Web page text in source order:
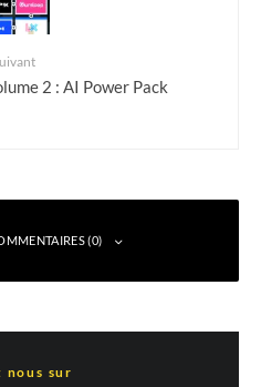
2 : AI Power Pack
(0)
nous sur